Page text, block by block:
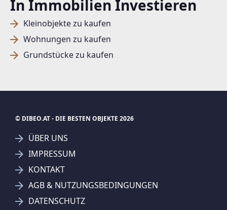
In Immobilien Investieren
Kleinobjekte zu kaufen
Wohnungen zu kaufen
Grundstücke zu kaufen
© DIBEO.AT - DIE BESTEN OBJEKTE 2026
ÜBER UNS
IMPRESSUM
KONTAKT
AGB & NUTZUNGSBEDINGUNGEN
DATENSCHUTZ